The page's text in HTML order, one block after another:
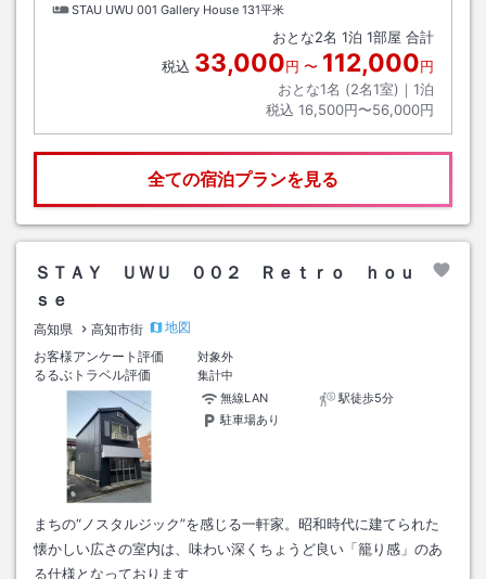
STAU UWU 001 Gallery House 131平米
おとな2名 1泊 1部屋 合計
税込 33,000円 〜 112,000円
おとな1名 (2名1室)｜ 1泊
税込 16,500円〜56,000円
全ての宿泊プランを見る
ＳＴＡＹ ＵＷＵ ００２ Ｒｅｔｒｏ ｈｏｕ
ｓｅ
高知県 高知市街
地図
お客様アンケート評価
対象外
るるぶトラベル評価
集計中
無線LAN
駅徒歩5分
駐車場あり
まちの“ノスタルジック”を感じる一軒家。昭和時代に建てられた
懐かしい広さの室内は、味わい深くちょうど良い「籠り感」のあ
る仕様となっております